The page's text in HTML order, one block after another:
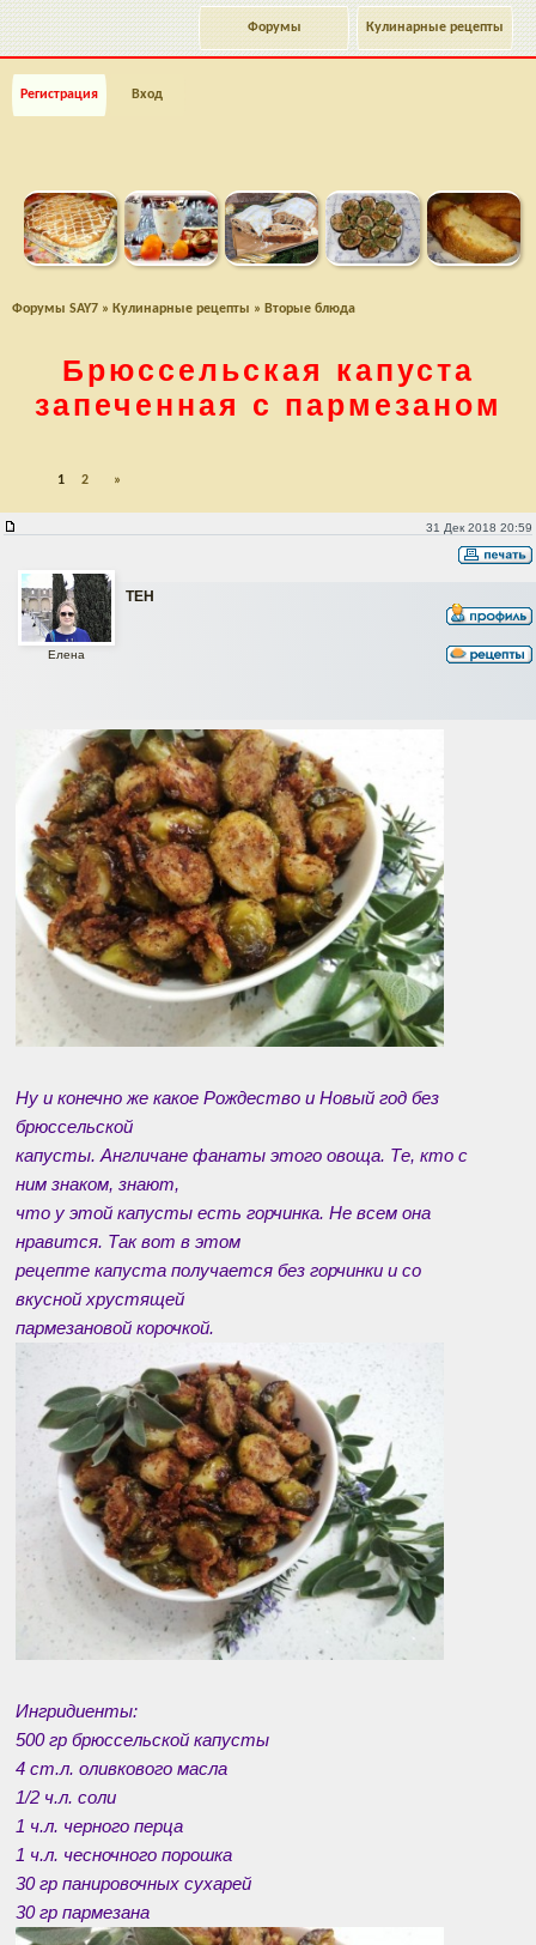
Кулинарные рецепты
Форумы
Регистрация Вход
Форумы SAY7 » Кулинарные рецепты » Вторые блюда
Брюссельская капуста
запеченная с пармезаном
1 2 »
31 Дек 2018 20:59
ТЕН
Елена
Ну и конечно же какое Рождество и Новый год без
брюссельской
капусты. Англичане фанаты этого овоща. Те, кто с
ним знаком, знают,
что у этой капусты есть горчинка. Не всем она
нравится. Так вот в этом
рецепте капуста получается без горчинки и со
вкусной хрустящей
пармезановой корочкой.
Ингридиенты:
500 гр брюссельской капусты
4 ст.л. оливкового масла
1/2 ч.л. соли
1 ч.л. черного перца
1 ч.л. чесночного порошка
30 гр панировочных сухарей
30 гр пармезана